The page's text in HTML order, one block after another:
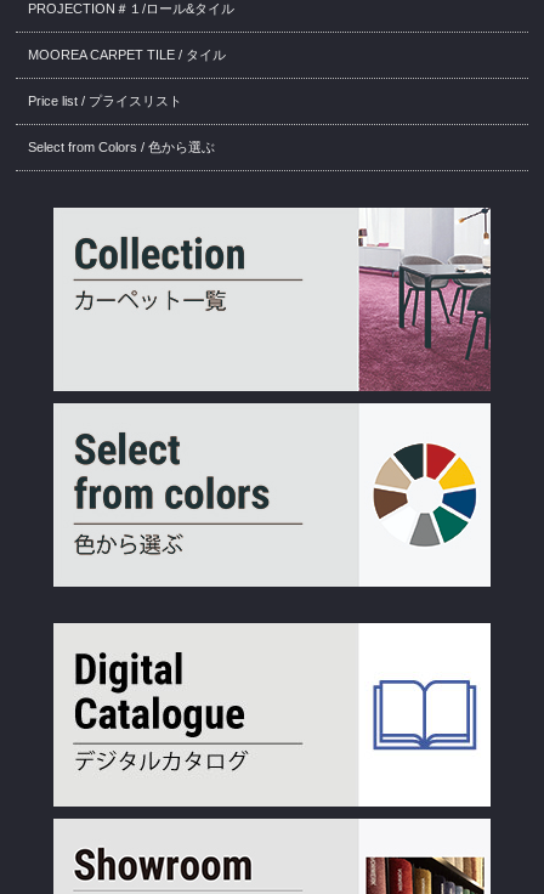
PROJECTION＃１/ロール&タイル
MOOREA CARPET TILE / タイル
Price list / プライスリスト
Select from Colors / 色から選ぶ